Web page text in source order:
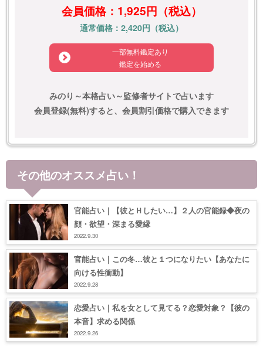
会員価格：1,925円（税込）
通常価格：2,420円（税込）
一部無料鑑定あり
鑑定を始める
みのり～本格占い～監修者サイトで占います
会員登録(無料)すると、会員割引価格で購入できます
その他のオススメ占い！
官能占い｜【彼とＨしたい…】２人の官能録◆夜の
顔・欲望・深まる愛縁
2022.9.30
官能占い｜この冬…彼と１つになりたい【あなたに
向ける性衝動】
2022.9.28
恋愛占い｜私を女として見てる？恋愛対象？【彼の
本音】求める関係
2022.9.26